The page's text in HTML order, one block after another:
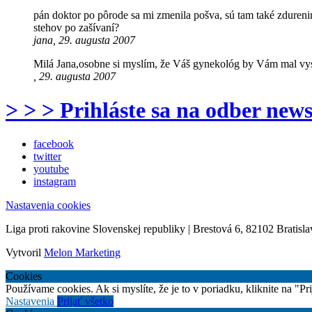
pán doktor po pôrode sa mi zmenila pošva, sú tam také
stehov po zašívaní?
jana, 29. augusta 2007
Milá Jana,osobne si myslím, že Váš gynekológ by Vám mal
, 29. augusta 2007
> > > Prihláste sa na odber
facebook
twitter
youtube
instagram
Nastavenia cookies
Liga proti rakovine Slovenskej republiky | Brestová 6, 82102
Vytvoril Melon Marketing
Cookies
Používame cookies. Ak si myslíte, že je to v poriadku, kliknite na
Nastavenia Prijať všetko